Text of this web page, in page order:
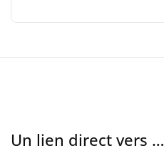
Un lien direct vers …